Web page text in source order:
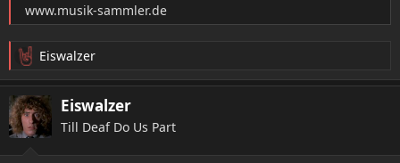
www.musik-sammler.de
R
e
a
k
t
Eiswalzer
Eiswalzer
Till Deaf Do Us Part